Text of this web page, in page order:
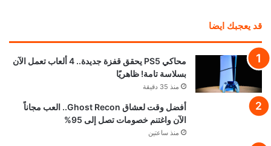
قد يعجبك ايضا
محاكي PS5 يحقق قفزة جديدة.. 4 ألعاب تعمل الآن
بسلاسة تامة! ظاهريًا
منذ 35 دقيقة
أفضل وقت لعشاق Ghost Recon.. العب مجاناً
الآن واغتنم خصومات تصل إلى 95%
منذ ساعتين